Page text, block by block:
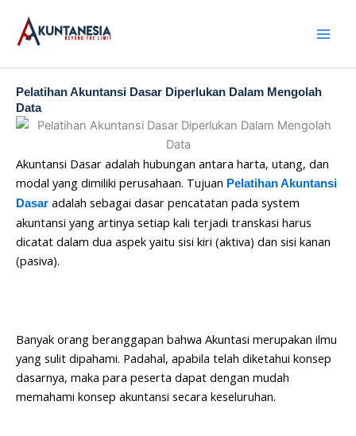
content
Pelatihan Akuntansi Dasar Diperlukan Dalam Mengolah
Data
Akuntansi Dasar adalah hubungan antara harta, utang, dan
modal yang dimiliki perusahaan. Tujuan Pelatihan Akuntansi
Dasar adalah sebagai dasar pencatatan pada system
akuntansi yang artinya setiap kali terjadi transkasi harus
dicatat dalam dua aspek yaitu sisi kiri (aktiva) dan sisi kanan
(pasiva).
Banyak orang beranggapan bahwa Akuntasi merupakan ilmu
yang sulit dipahami. Padahal, apabila telah diketahui konsep
dasarnya, maka para peserta dapat dengan mudah
memahami konsep akuntansi secara keseluruhan.